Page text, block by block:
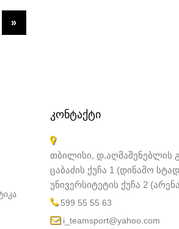
»
ᲙᲝᲜᲢᲐᲥᲢᲘ
თბილისი, დ.აღმაშენებლის
ცაბაძის ქუჩა 1 (დინამო
უნივერსიტეტის ქუჩა 2
599 55 55 63
i_teamsport@yahoo.com